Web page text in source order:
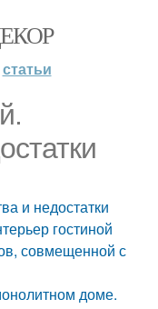
статьи
и недостатки
гостиной
совмещенной с
доме.